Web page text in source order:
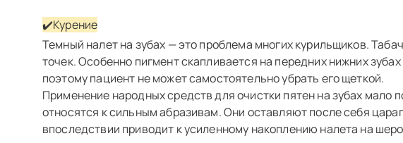
✔️Курение
Темный налет на зубах — это проблема многих курильщиков.
точек. Особенно пигмент скапливается на передних нижних
поэтому пациент не может самостоятельно убрать его щеткой.
Применение народных средств для очистки пятен на зубах
относятся к сильным абразивам. Они оставляют после себя
впоследствии приводит к усиленному накоплению налета на